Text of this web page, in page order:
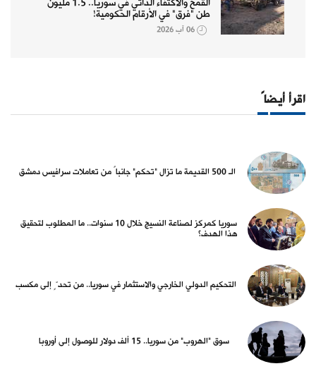
طن "فرق" في الأرقام الحكومية!
06 آب 2026
اقرأ أيضاً
الـ 500 القديمة ما تزال "تحكم" جانباً من تعاملات سرافيس دمشق
سوريا كمركز لصناعة النسيج خلال 10 سنوات.. ما المطلوب لتحقيق
هذا الهدف؟
التحكيم الدولي الخارجي والاستثمار في سوريا.. من تحدٍّ إلى مكسب
سوق "الهروب" من سوريا.. 15 ألف دولار للوصول إلى أوروبا